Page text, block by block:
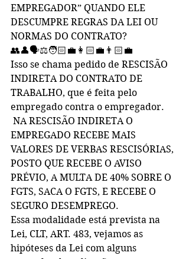
EMPREGADOR” QUANDO ELE
DESCUMPRE REGRAS DA LEI OU
NORMAS DO CONTRATO?
👥👤🗣⚖️🧑🏻‍💼👩🏻‍💼👨🏻‍💼
Isso se chama pedido de RESCISÃO
INDIRETA DO CONTRATO DE
TRABALHO, que é feita pelo
empregado contra o empregador.
EMPREGADO RECEBE MAIS
VALORES DE VERBAS RESCISÓRIAS,
POSTO QUE RECEBE O AVISO
PRÉVIO, A MULTA DE 40% SOBRE O
FGTS, SACA O FGTS, E RECEBE O
SEGURO DESEMPREGO.
Essa modalidade está prevista na
Lei, CLT, ART. 483, vejamos as
hipóteses da Lei com alguns